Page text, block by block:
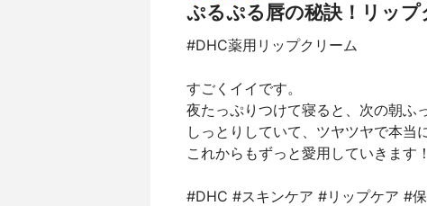
ぷるぷる唇の秘訣！リップ
#DHC薬用リップクリーム
すごくイイです。
夜たっぷりつけて寝ると、次の朝ふ
しっとりしていて、ツヤツヤで本当
これからもずっと愛用していきます
#DHC #スキンケア #リップケア #